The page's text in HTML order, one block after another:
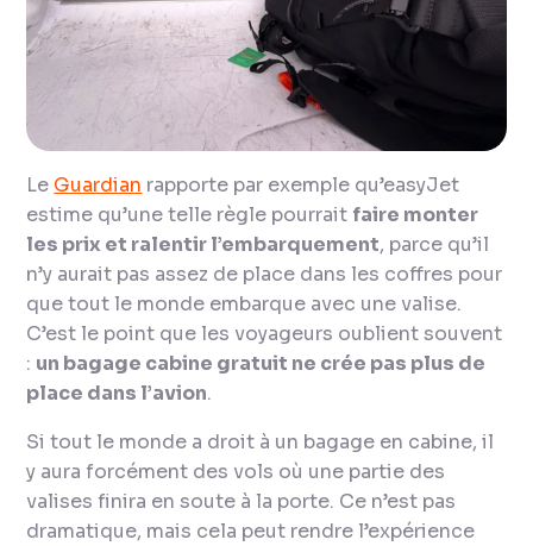
Le Guardian rapporte par exemple qu’easyJet
estime qu’une telle règle pourrait faire monter
les prix et ralentir l’embarquement, parce qu’il
n’y aurait pas assez de place dans les coffres pour
que tout le monde embarque avec une valise.
C’est le point que les voyageurs oublient souvent
: un bagage cabine gratuit ne crée pas plus de
place dans l’avion.
Si tout le monde a droit à un bagage en cabine, il
y aura forcément des vols où une partie des
valises finira en soute à la porte. Ce n’est pas
dramatique, mais cela peut rendre l’expérience